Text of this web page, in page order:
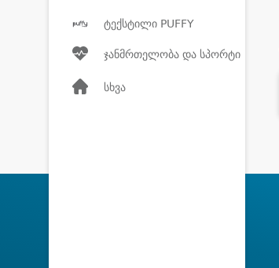
ტექსტილი PUFFY
ჯანმრთელობა და სპორტი
სხვა